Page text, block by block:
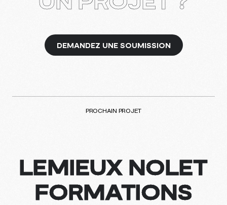
DEMANDEZ UNE SOUMISSION
PROCHAIN PROJET
LEMIEUX NOLET
FORMATIONS